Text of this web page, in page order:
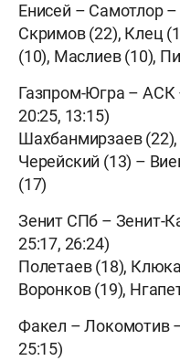
Енисей – Самотлор –
Скримов (22), Клец
(10), Маслиев (10),
Газпром-Югра – АСК
20:25, 13:15)
Шахбанмирзаев
Черейский (13) –
(17)
Зенит СПб – Зенит-
25:17, 26:24)
Полетаев (18),
Воронков (19),
Факел – Локомотив
25:15)